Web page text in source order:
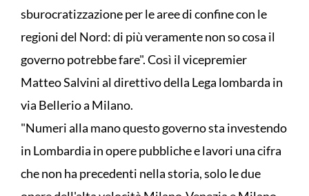
sburocratizzazione per le aree di confine con le
regioni del Nord: di più veramente non so cosa il
governo potrebbe fare". Così il vicepremier
Matteo Salvini al direttivo della Lega lombarda in
via Bellerio a Milano.
"Numeri alla mano questo governo sta investendo
in Lombardia in opere pubbliche e lavori una cifra
che non ha precedenti nella storia, solo le due